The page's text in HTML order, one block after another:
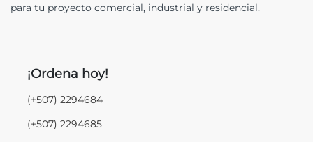
para tu proyecto comercial, industrial y residencial.
¡Ordena hoy!
(+507) 2294684
(+507) 2294685